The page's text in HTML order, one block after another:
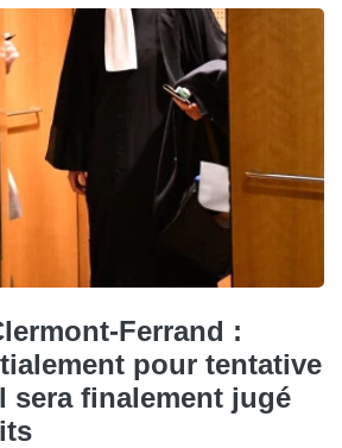
Ferrand :
pour tentative
sera finalement jugé